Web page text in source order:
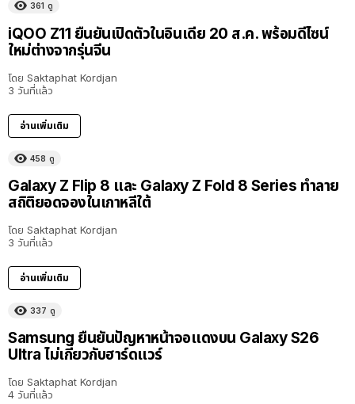
361 ดู
iQOO Z11 ยืนยันเปิดตัวในอินเดีย 20 ส.ค. พร้อมดีไซน์
ใหม่ต่างจากรุ่นจีน
โดย Saktaphat Kordjan
3 วันที่แล้ว
อ่านเพิ่มเติม
458 ดู
Galaxy Z Flip 8 และ Galaxy Z Fold 8 Series ทำลาย
สถิติยอดจองในเกาหลีใต้
โดย Saktaphat Kordjan
3 วันที่แล้ว
อ่านเพิ่มเติม
337 ดู
Samsung ยืนยันปัญหาหน้าจอแดงบน Galaxy S26
Ultra ไม่เกี่ยวกับฮาร์ดแวร์
โดย Saktaphat Kordjan
4 วันที่แล้ว